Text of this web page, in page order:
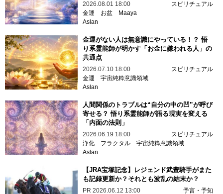
2026.08.01 18:00
スピリチュアル
金運
お盆
Maaya
Aslan
金運がない人は無意識にやっている！？ 悟
り系霊能師が明かす「お金に嫌われる人」の
共通点
2026.07.10 18:00
スピリチュアル
金運 宇宙純粋意識領域
Aslan
人間関係のトラブルは“自分の中の凹”が呼び
寄せる？ 悟り系霊能師が語る現実を変える
「内面の法則」
2026.06.19 18:00
スピリチュアル
浄化
フラクタル 宇宙純粋意識領域
Aslan
【JRA宝塚記念】レジェンド武豊騎手がまた
も記録更新か？それとも波乱の結末か？
PR 2026.06.12 13:00
予言・予知